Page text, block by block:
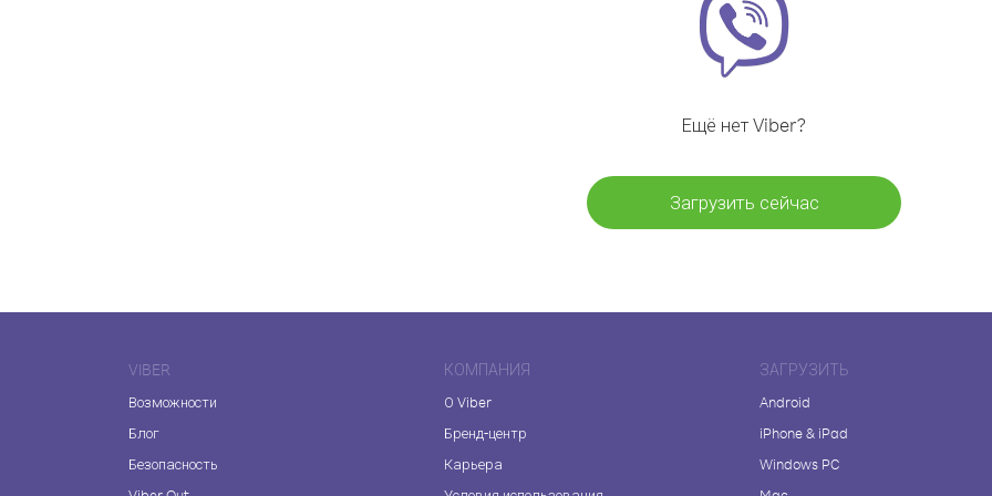
Ещё нет Viber?
Загрузить сейчас
VIBER
Возможности
Блог
Безопасность
КОМПАНИЯ
О Viber
Бренд-центр
Карьера
ЗАГРУЗИТЬ
Android
iPhone & iPad
Windows PC